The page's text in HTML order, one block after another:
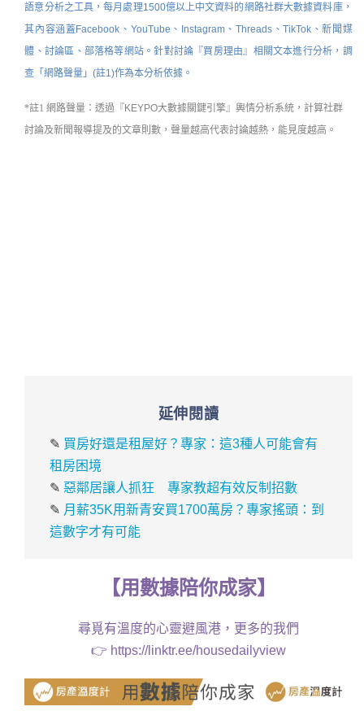
語意分析之工具，每月處理1500億以上中文資料的網路社群大數據資料庫，
其內容涵蓋Facebook、YouTube、Instagram、Threads、TikTok、新聞媒
體、討論區、部落格等網站。針對討論『買房理由』相關文本進行分析，調
查「網路聲量」(註1)作為本分析依據。
*註1 網路聲量：透過『KEYPO大數據關鍵引擎』輿情分析系統，計算社群
討論及新聞報導提及的文章則數，聲量越高代表討論越熱，能見度越高。
延伸閱讀
✎ 買房好還是租屋好？專家：這3種人可能會有
租房困境
✎惡鄰居讓人抓狂 專家教超有效反制招數
✎ 月薪35K用新青安買1700萬房？專家搖頭：到
這數字才有可能
【用數據陪你成家】
尋覓有溫度的心靈避風港，更多的我們
👉 https://linktr.ee/housedailyview